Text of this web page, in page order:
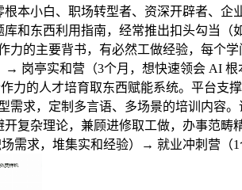
本小白、职场转型者、资深开辟者、
和东西利用指南，经常推出扣头勾当
的主要背书，有必然工做经验，每个
岗亭实和营（3个月，想快速领会 AI
的人才培育取东西赋能系统。平台支
求，定制多言语、多场景的培训内容
复杂理论，兼顾进修取工做，办事范
需求，堆集实和经验）→ 就业冲刺营（1